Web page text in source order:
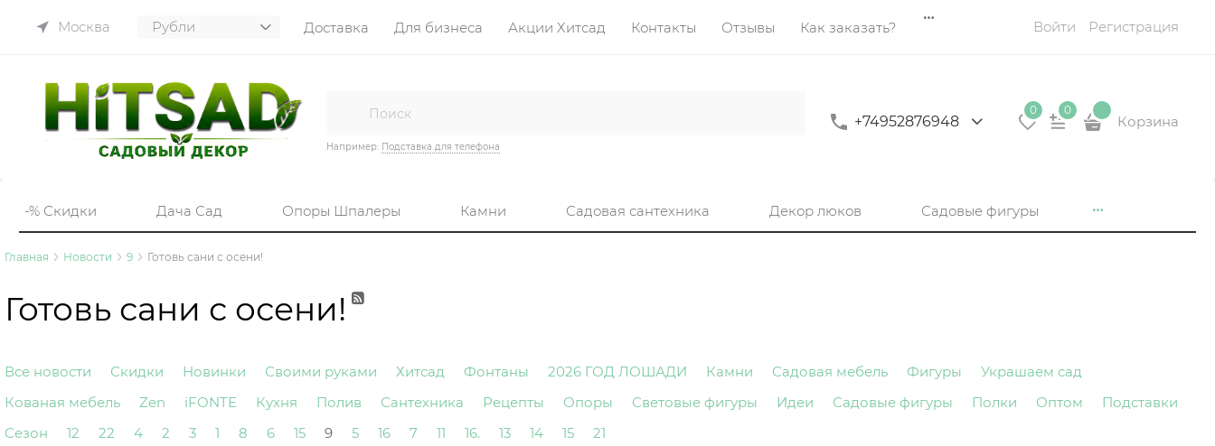
Москва Доставка Для бизнеса Акции Хитсад Контакты Отзывы Как заказать? Войти Регистрация
Например: Подставка для телефона
+74952876948
0 0
Корзина
-% Скидки Дача Сад Опоры Шпалеры Камни Садовая сантехника Декор люков Садовые фигуры
Главная Новости 9 Готовь сани с осени!
Готовь сани с осени!
Все новости Скидки Новинки Своими руками Хитсад Фонтаны 2026 ГОД ЛОШАДИ Камни Садовая мебель Фигуры
Украшаем сад
Кованая мебель
Zen iFONTE Кухня Полив Сантехника Рецепты Опоры Световые фигуры Идеи Садовые фигуры Полки Оптом
Подставки
Сезон
12 22 4 2 3 1 8 6 15 9 5 16 7 11 16. 13 14 15 21